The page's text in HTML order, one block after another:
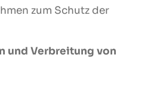
zum Schutz der
und Verbreitung von